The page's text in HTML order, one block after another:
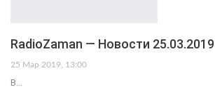
RadioZaman — Новости 25.03.2019
25 Мар 2019, 13:00
В…